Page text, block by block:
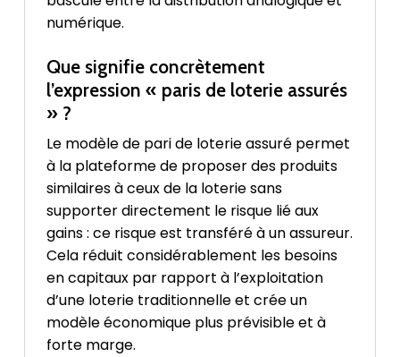
numérique.
Que signifie concrètement
l’expression « paris de loterie assurés
» ?
Le modèle de pari de loterie assuré permet
à la plateforme de proposer des produits
similaires à ceux de la loterie sans
supporter directement le risque lié aux
gains : ce risque est transféré à un assureur.
Cela réduit considérablement les besoins
en capitaux par rapport à l’exploitation
d’une loterie traditionnelle et crée un
modèle économique plus prévisible et à
forte marge.